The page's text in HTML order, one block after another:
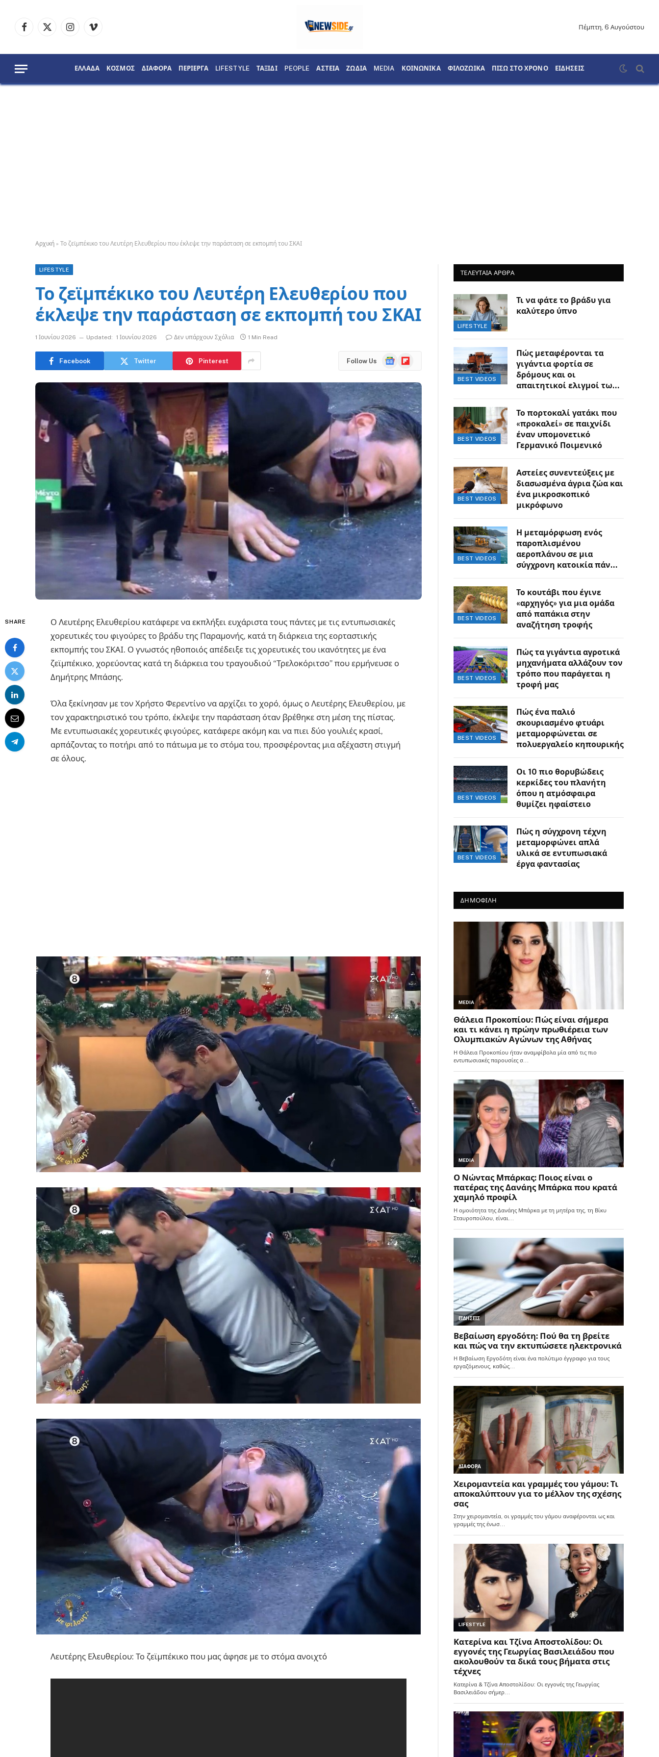
Facebook
X
InstagramVimeo
Πέμπτη, 6 Αυγούστου
ΕΛΛΑΔΑ ΚΟΣΜΟΣ ΔΙΑΦΟΡΑ ΠΕΡΙΕΡΓΑ LIFESTYLE ΤΑΞΙΔΙ PEOPLE ΑΣΤΕΙΑ ΖΩΔΙΑ MEDIA ΚΟΙΝΩΝΙΚΑ ΦΙΛΟΖΩΙΚΑ ΠΙΣΩ ΣΤΟ ΧΡΟΝΟ ΕΙΔΗΣΕΙΣ
Αρχική » Το ζεϊμπέκικο του Λευτέρη Ελευθερίου που έκλεψε την παράσταση σε εκπομπή του ΣΚΑΙ
LIFESTYLE
Το ζεϊμπέκικο του Λευτέρη Ελευθερίου που
έκλεψε την παράσταση σε εκπομπή του ΣΚΑΙ
1 Ιουνίου 2026 Updated: 1 Ιουνίου 2026 Δεν υπάρχουν Σχόλια 1 Min Read
Facebook Twitter Pinterest Follow Us
GoogleFlipboard
SHARE
Ο Λευτέρης Ελευθερίου κατάφερε να εκπλήξει ευχάριστα τους πάντες με τις εντυπωσιακές
χορευτικές του φιγούρες το βράδυ της Παραμονής, κατά τη διάρκεια της εορταστικής
εκπομπής του ΣΚΑΙ. Ο γνωστός ηθοποιός απέδειξε τις χορευτικές του ικανότητες με ένα
ζεϊμπέκικο, χορεύοντας κατά τη διάρκεια του τραγουδιού “Τρελοκόριτσο” που ερμήνευσε ο
Δημήτρης Μπάσης.
Όλα ξεκίνησαν με τον Χρήστο Φερεντίνο να αρχίζει το χορό, όμως ο Λευτέρης Ελευθερίου, με
τον χαρακτηριστικό του τρόπο, έκλεψε την παράσταση όταν βρέθηκε στη μέση της πίστας.
Με εντυπωσιακές χορευτικές φιγούρες, κατάφερε ακόμη και να πιει δύο γουλιές κρασί,
αρπάζοντας το ποτήρι από το πάτωμα με το στόμα του, προσφέροντας μια αξέχαστη στιγμή
σε όλους.
Λευτέρης Ελευθερίου: Το ζεϊμπέκικο που μας άφησε με το στόμα ανοιχτό
ΤΕΛΕΥΤΑΙΑ ΑΡΘΡΑ
LIFESTYLE
Τι να φάτε το βράδυ για
καλύτερο ύπνο
BEST VIDEOS
Πώς μεταφέρονται τα
γιγάντια φορτία σε
δρόμους και οι
απαιτητικοί ελιγμοί των
BEST VIDEOS
Το πορτοκαλί γατάκι που
«προκαλεί» σε παιχνίδι
έναν υπομονετικό
Γερμανικό Ποιμενικό
BEST VIDEOS
Αστείες συνεντεύξεις με
διασωσμένα άγρια ζώα και
ένα μικροσκοπικό
μικρόφωνο
BEST VIDEOS
Η μεταμόρφωση ενός
παροπλισμένου
αεροπλάνου σε μια
σύγχρονη κατοικία πάνω
BEST VIDEOS
Το κουτάβι που έγινε
«αρχηγός» για μια ομάδα
από παπάκια στην
αναζήτηση τροφής
BEST VIDEOS
Πώς τα γιγάντια αγροτικά
μηχανήματα αλλάζουν τον
τρόπο που παράγεται η
τροφή μας
BEST VIDEOS
Πώς ένα παλιό
σκουριασμένο φτυάρι
μεταμορφώνεται σε
πολυεργαλείο κηπουρικής
BEST VIDEOS
Οι 10 πιο θορυβώδεις
κερκίδες του πλανήτη
όπου η ατμόσφαιρα
θυμίζει ηφαίστειο
BEST VIDEOS
Πώς η σύγχρονη τέχνη
μεταμορφώνει απλά
υλικά σε εντυπωσιακά
έργα φαντασίας
ΔΗΜΟΦΙΛΗ